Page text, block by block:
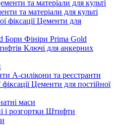
та матеріали для культі
Цементи для
Бори Фініри Prima Gold
Ключі для анкерних
А-силікони та реєстранти
Цементи для постійної
маси
Штифти